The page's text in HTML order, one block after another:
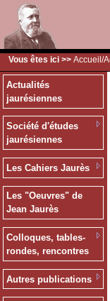
Vous êtes ici >> Accueil /
Actualités
jaurésiennes
Société d'études
jaurésiennes
Les Cahiers Jaurès
Les "Oeuvres" de
Jean Jaurès
Colloques, tables-
rondes, rencontres
Autres publications